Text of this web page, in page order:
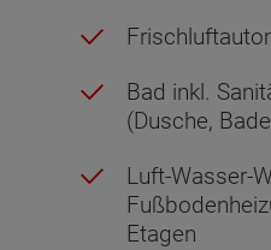
Bad inkl.
(Dusche,
Luft-Wasser-
Etagen